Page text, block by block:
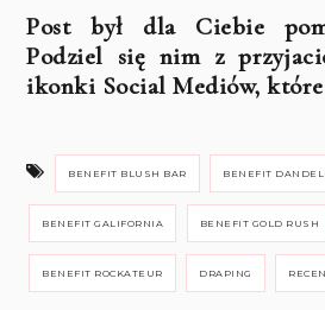
Post był dla Ciebie
Podziel się nim z
ikonki Social Mediów,
BENEFIT BLUSH BAR BENEFIT
BENEFIT GALIFORNIA BENEFIT GOLD RUSH
BENEFIT ROCKATEUR DRAPING